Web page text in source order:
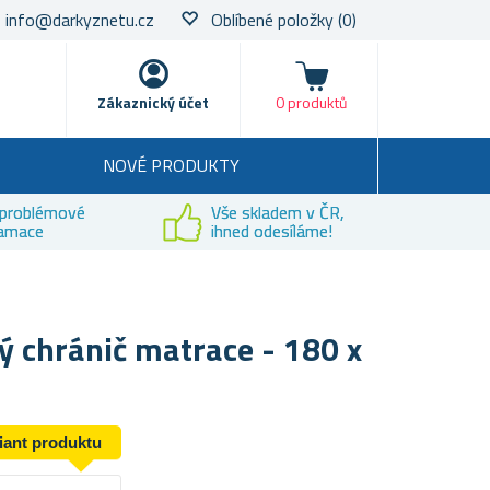
info@darkyznetu.cz Oblíbené položky(0)
Zákaznický účet
Nákupní košík
0 produktů
NOVÉ PRODUKTY
Vše skladem v ČR,
ihned odesíláme!
chránič matrace - 180 x
produktu